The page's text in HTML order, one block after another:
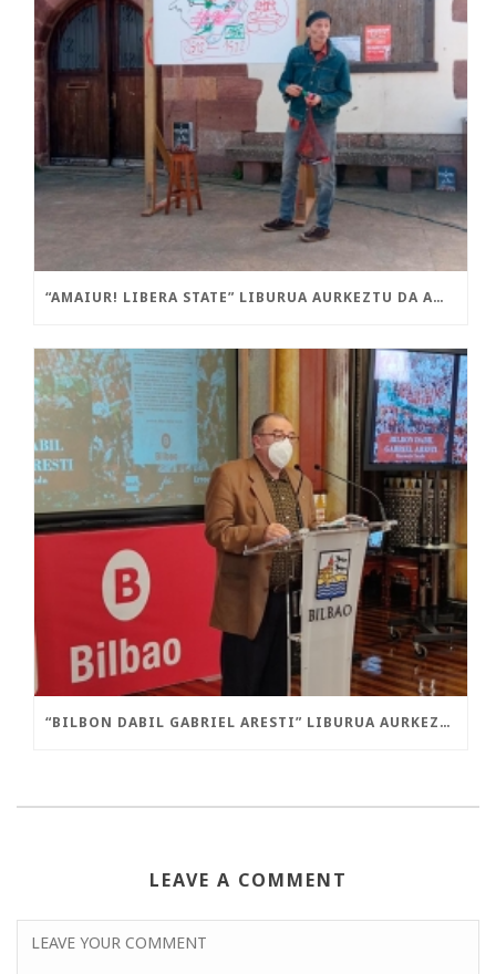
“AMAIUR! LIBERA STATE” LIBURUA AURKEZTU DA AMAIURREN
“BILBON DABIL GABRIEL ARESTI” LIBURUA AURKEZTU DA GAUR
LEAVE A COMMENT